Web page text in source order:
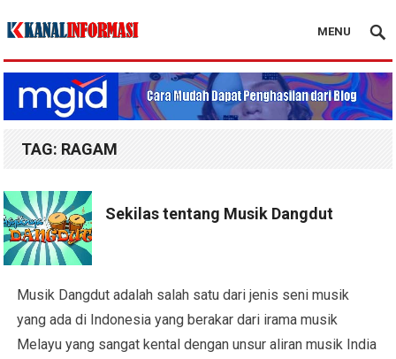
Blog Kanal Info
MENU
TAG: RAGAM
Sekilas tentang Musik Dangdut
Musik Dangdut adalah salah satu dari jenis seni musik
yang ada di Indonesia yang berakar dari irama musik
Melayu yang sangat kental dengan unsur aliran musik India